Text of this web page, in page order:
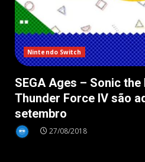
Nintendo Switch
SEGA Ages – Sonic
Thunder Force IV são
setembro
27/08/2018